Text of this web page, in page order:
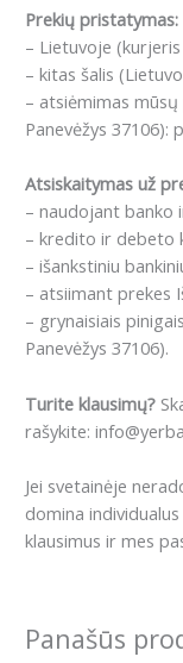
Prekių pristatymas:
– Lietuvoje
– kitas šalis
– atsiėmimas
Panevėžys 37106):
Atsiskaitymas už
– naudojant banko
– kredito ir debeto
– išankstiniu
– atsiimant prekes
– grynaisiais
Panevėžys 37106).
Turite klausimų?
rašykite:
Jei svetainėje
domina
klausimus ir mes
Panašūs